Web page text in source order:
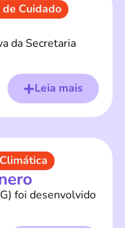
Cuidado
da Secretaria
Leia mais
foi desenvolvido